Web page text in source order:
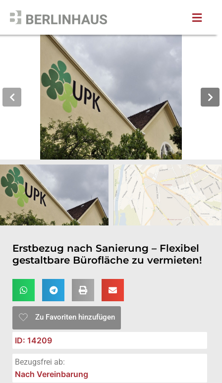
Erstbezug nach Sanierung – Flexibel
gestaltbare Bürofläche zu vermieten!
Zu Favoriten hinzufügen
ID: 14209
Bezugsfrei ab:
Nach Vereinbarung